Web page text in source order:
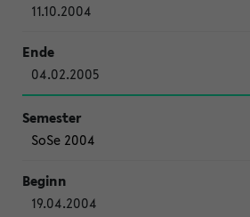
11.10.2004
04.02.2005
SoSe 2004
19.04.2004